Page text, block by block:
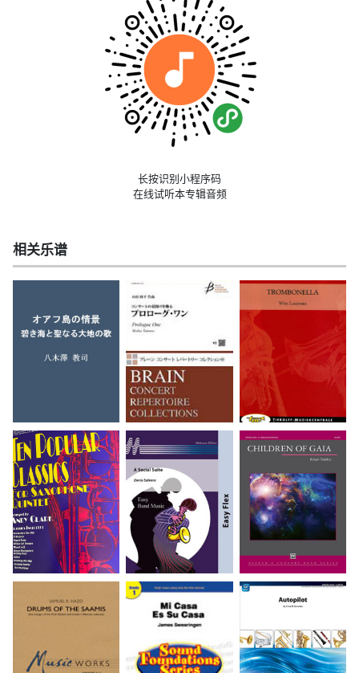
长按识别小程序码
在线试听本专辑音频
相关乐谱